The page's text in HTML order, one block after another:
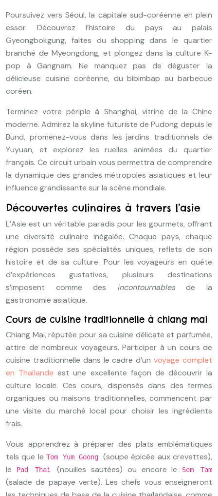
Poursuivez vers Séoul, la capitale sud-coréenne en plein
essor. Découvrez l’histoire du pays au palais
Gyeongbokgung, faites du shopping dans le quartier
branché de Myeongdong, et plongez dans la culture K-
pop à Gangnam. Ne manquez pas de déguster la
délicieuse cuisine coréenne, du bibimbap au barbecue
coréen.
Terminez votre périple à Shanghai, vitrine de la Chine
moderne. Admirez la skyline futuriste de Pudong depuis le
Bund, promenez-vous dans les jardins traditionnels de
Yuyuan, et explorez les ruelles animées du quartier
français. Ce circuit urbain vous permettra de comprendre
la dynamique des grandes métropoles asiatiques et leur
influence grandissante sur la scène mondiale.
Découvertes culinaires à travers l’asie
L’Asie est un véritable paradis pour les gourmets, offrant
une diversité culinaire inégalée. Chaque pays, chaque
région possède ses spécialités uniques, reflets de son
histoire et de sa culture. Pour les voyageurs en quête
d’expériences gustatives, plusieurs destinations
s’imposent comme des incontournablesde la
gastronomie asiatique.
Cours de cuisine traditionnelle à chiang mai
Chiang Mai, réputée pour sa cuisine délicate et parfumée,
attire de nombreux voyageurs. Participer à un cours de
cuisine traditionnelle dans le cadre d’unvoyage complet
en Thaïlande est une excellente façon de découvrir la
culture locale. Ces cours, dispensés dans des fermes
organiques ou maisons traditionnelles, commencent par
une visite du marché local pour choisir les ingrédients
frais.
Vous apprendrez à préparer des plats emblématiques
tels que leTom Yum Goong (soupe épicée aux crevettes),
le
Pad Thai(nouilles sautées) ou encore le Som Tam
(salade de papaye verte). Les chefs vous enseigneront